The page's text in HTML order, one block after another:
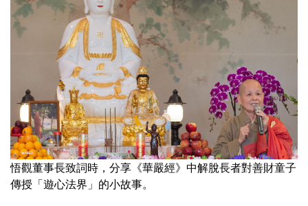
悟觀董事長致詞時，分享《華嚴經》中解脫長者對善財童子
傳授「遊心法界」的小故事。